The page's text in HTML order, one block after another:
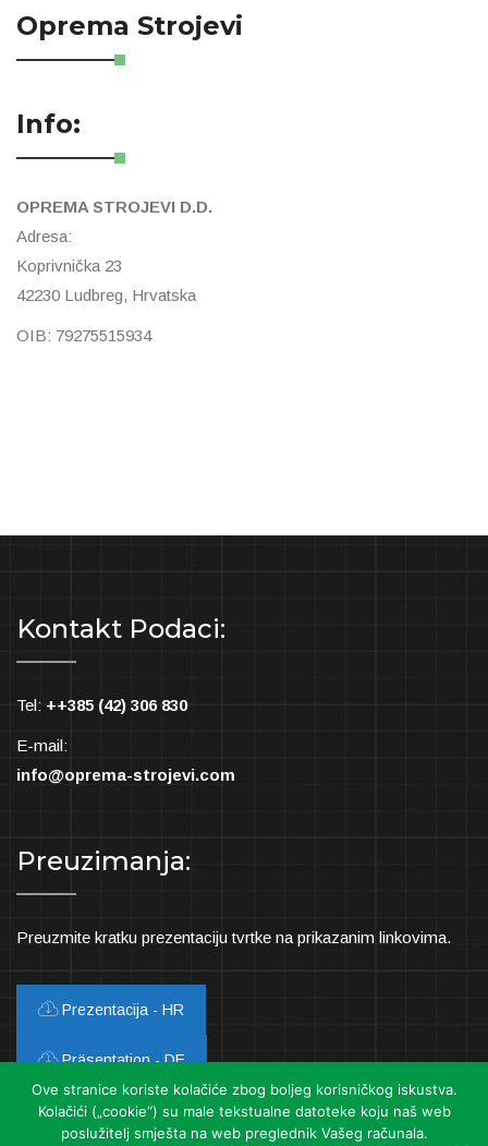
Oprema Strojevi
Info:
OPREMA STROJEVI D.D.
Adresa:
Koprivnička 23
42230 Ludbreg, Hrvatska
OIB: 79275515934
Kontakt Podaci:
Tel: ++385 (42) 306 830
E-mail:
info@oprema-strojevi.com
Preuzimanja:
Preuzmite kratku prezentaciju tvrtke na prikazanim linkovima.
Prezentacija - HR
Präsentation - DE
Presentation - EN
Ove stranice koriste kolačiće zbog boljeg korisničkog iskustva.
Kolačići („cookie“) su male tekstualne datoteke koju naš web
poslužitelj smješta na web preglednik Vašeg računala.